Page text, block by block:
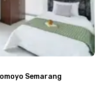
Semarang